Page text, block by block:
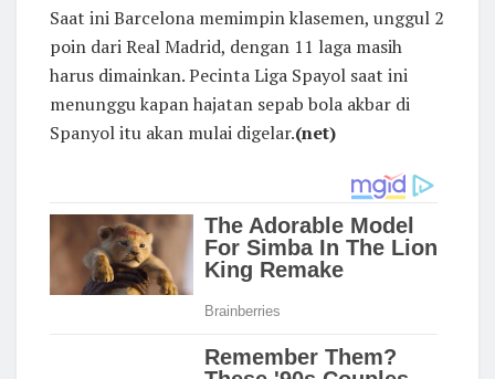
Saat ini Barcelona memimpin klasemen, unggul 2
poin dari Real Madrid, dengan 11 laga masih
harus dimainkan. Pecinta Liga Spayol saat ini
menunggu kapan hajatan sepab bola akbar di
Spanyol itu akan mulai digelar.(net)